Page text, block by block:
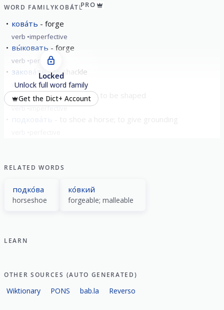
WORD FAMILYКОВА́ТЬPRO
кова́ть forge
verb imperfective
вы́ковать forge
verb perfective
закова́ть to shackle
verb perfective
кова́ться to be forged; to be shaped
verb imperfective
подкова́ть
Locked
Unlock full word family
Get the Dict+ Account
RELATED WORDS
подко́ва
horseshoe
ко́вкий
forgeable; malleable
LEARN
OTHER SOURCES (AUTO GENERATED)
Wiktionary PONS bab.la Reverso